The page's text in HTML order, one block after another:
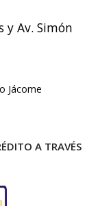
y Av. Simón
Jácome
A TRAVÉS